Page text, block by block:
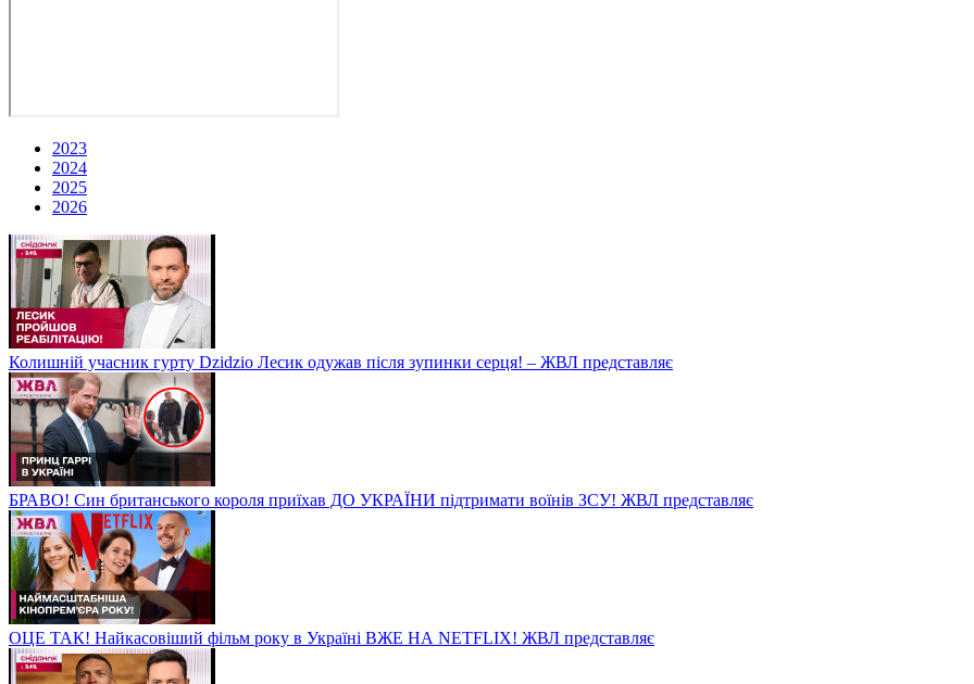
2023
2024
2025
2026
Колишній учасник гурту Dzidzio Лесик одужав після зупинки серця! – ЖВЛ представляє
БРАВО! Син британського короля приїхав ДО УКРАЇНИ підтримати воїнів ЗСУ! ЖВЛ представляє
ОЦЕ ТАК! Найкасовіший фільм року в Україні ВЖЕ НА NETFLIX! ЖВЛ представляє